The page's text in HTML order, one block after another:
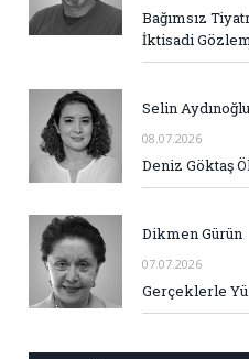
Bağımsız
İktisadi
Selin Aydınoğlu
08.07.2026
Deniz Göktaş
Dikmen Gürün
07.07.2026
Gerçeklerle